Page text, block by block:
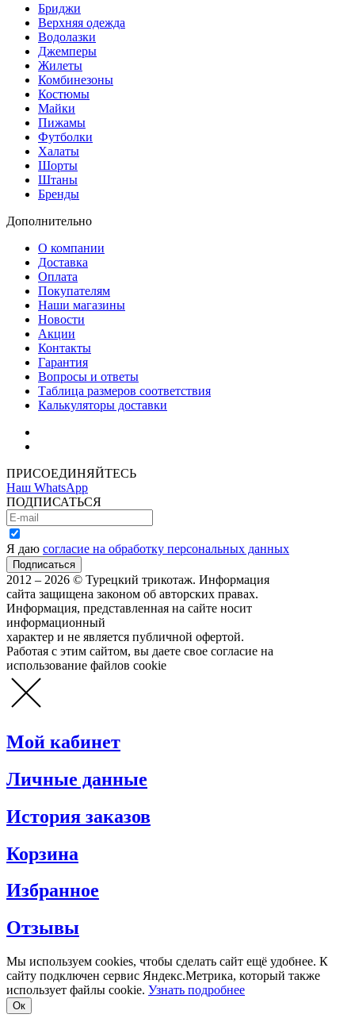
Бриджи
Верхняя одежда
Водолазки
Джемперы
Жилеты
Комбинезоны
Костюмы
Майки
Пижамы
Футболки
Халаты
Шорты
Штаны
Бренды
Дополнительно
О компании
Доставка
Оплата
Покупателям
Наши магазины
Новости
Акции
Контакты
Гарантия
Вопросы и ответы
Таблица размеров соответствия
Калькуляторы доставки
ПРИСОЕДИНЯЙТЕСЬ
Наш WhatsApp
ПОДПИСАТЬСЯ
Я даю согласие на обработку персональных данных
2012 – 2026 © Турецкий трикотаж. Информация
сайта защищена законом об авторских правах.
Информация, представленная на сайте носит
информационный
характер и не является публичной офертой.
Работая с этим сайтом, вы даете свое согласие на
использование файлов cookie
Мой кабинет
Личные данные
История заказов
Корзина
Избранное
Отзывы
Мы используем cookies, чтобы сделать сайт ещё удобнее. К
сайту подключен сервис Яндекс.Метрика, который также
использует файлы cookie. Узнать подробнее
Oк